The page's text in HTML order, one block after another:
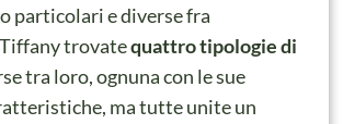
particolari e diverse fra
trovatequattro tipologie di
tra loro, ognuna con le sue
ma tutte unite un